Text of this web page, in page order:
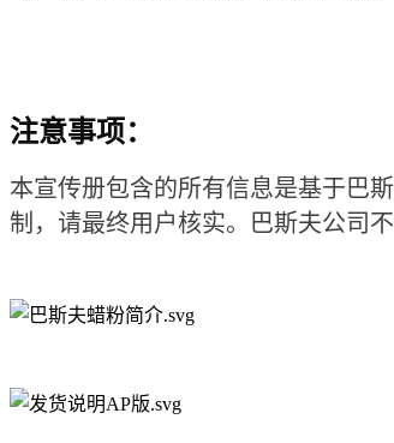
注意事项：
本宣传册包含的所有信息是基于巴
制，请最终用户核实。
巴斯夫公司